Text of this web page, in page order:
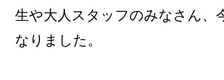
生や大人スタッフのみなさん、
なりました。